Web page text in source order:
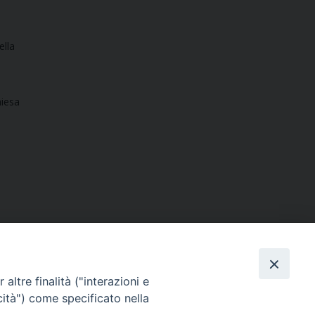
altre finalità ("interazioni e
come specificato nella